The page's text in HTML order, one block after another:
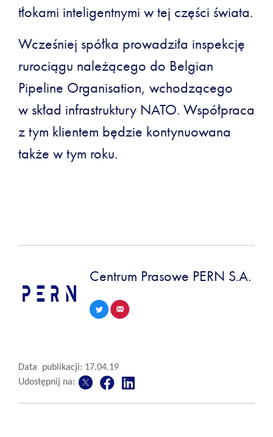
tłokami inteligentnymi w tej części świata.
Wcześniej spółka prowadziła inspekcję
rurociągu należącego do Belgian
Pipeline Organisation, wchodzącego
w skład infrastruktury NATO. Współpraca
z tym klientem będzie kontynuowana
także w tym roku.
Centrum Prasowe PERN S.A.
Data publikacji: 17.04.19
Udostępnij na: